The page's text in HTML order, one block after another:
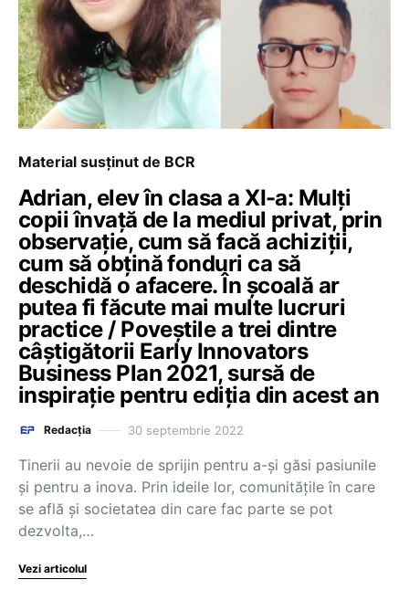
Material susținut de BCR
Adrian, elev în clasa a XI-a: Mulți
copii învață de la mediul privat, prin
observație, cum să facă achiziții,
cum să obțină fonduri ca să
deschidă o afacere. În școală ar
putea fi făcute mai multe lucruri
practice / Poveștile a trei dintre
câștigătorii Early Innovators
Business Plan 2021, sursă de
inspirație pentru ediția din acest an
Redacția 30 septembrie 2022
Tinerii au nevoie de sprijin pentru a-și găsi pasiunile
și pentru a inova. Prin ideile lor, comunitățile în care
se află și societatea din care fac parte se pot
dezvolta,…
Vezi articolul